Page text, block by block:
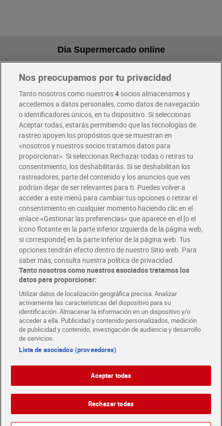
Dia Supermercado online
Pide hoy, recibe hoy
Envío gratis por compras superiores a 100€
Envío estandar por 4,99€
Glovo y Uber Eats
Solicita tu factura de Glovo o Uber Eats
Únete al CLUB Dia
Disfruta las ventajas y ofertas exclusivas.
Descárgate la APP Dia
Folletos y Tiendas
Descubre las mejores ofertas y busca tu tienda más cercana
Tarjeta MaX Dia
Te devuelve hasta 8€/mes de tus compras.
¡Solicita tu tarjeta de crédito aquí!
COMER MEJOR CADA DIA
COLABORA CON DIA ABRE TU TIENDA DIA CORPORATE
EnglishPolítica de privacidad Política de cookies
Nos preocupamos por tu privacidad
Tanto nosotros como nuestros4socios almacenamos y
accedemos a datos personales, como datos de navegación
o identificadores únicos, en tu dispositivo. Si seleccionas
Aceptar todas, estarás permitiendo que las tecnologías de
rastreo apoyen los propósitos que se muestran en
«nosotros y nuestros socios tratamos datos para
proporcionar». Si seleccionas Rechazar todas o retiras tu
consentimiento, los deshabilitarás. Si se deshabilitan los
rastreadores, parte del contenido y los anuncios que ves
podrían dejar de ser relevantes para ti. Puedes volver a
acceder a este menú para cambiar tus opciones o retirar el
consentimiento en cualquier momento haciendo clic en el
enlace «Gestionar las preferencias» que aparece en el [o el
ícono flotante en la parte inferior izquierda de la página web,
si corresponde] en la parte inferior de la página web. Tus
opciones tendrán efecto dentro de nuestro Sitio web. Para
saber más, consulta nuestra política de privacidad.
Tanto nosotros como nuestros asociados tratamos los
datos para proporcionar:
Utilizar datos de localización geográfica precisa. Analizar
activamente las características del dispositivo para su
identificación. Almacenar la información en un dispositivo y/o
acceder a ella. Publicidad y contenido personalizados, medición
de publicidad y contenido, investigación de audiencia y desarrollo
de servicios.
Lista de asociados (proveedores)
Aceptar todas
Rechazar todas